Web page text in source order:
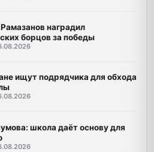
наградил
борцов за победы
ищут подрядчика для обхода
школа даёт основу для